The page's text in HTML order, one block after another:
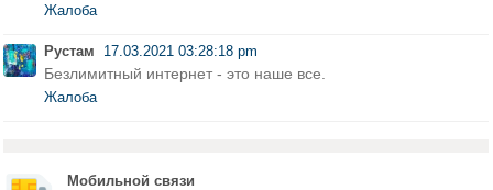
Жалоба
Рустам 17.03.2021 03:28:18 pm
Безлимитный интернет - это наше все.
Жалоба
Мобильной связи